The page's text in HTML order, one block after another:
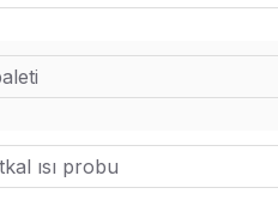
ısı probu